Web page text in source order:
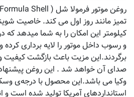
کیلومتر این امکان را به شما میدهد
و رسوب داخل موتور را لایه برداری
برگردند.این مزیت باعث بازگشت
صدای آن خواهد شد . این روغن
استانداردهای آمریکا تولید شده است و